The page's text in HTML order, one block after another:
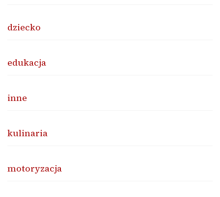
dziecko
edukacja
inne
kulinaria
motoryzacja